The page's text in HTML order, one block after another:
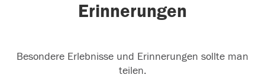
Erinnerungen
Besondere Erlebnisse und Erinnerungen sollte man
teilen.